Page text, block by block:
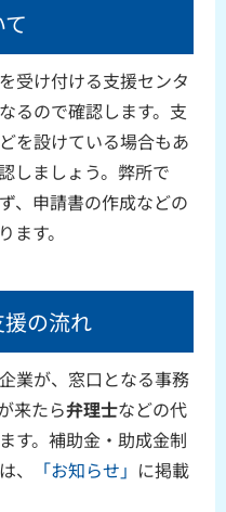
受け付ける支援センタ
るので確認します。支
を設けている場合もあ
しましょう。弊所で
、申請書の作成などの
す。
の流れ
業が、窓口となる事務
来たら弁理士などの代
す。補助金・助成金制
、
「お知らせ」 に掲載